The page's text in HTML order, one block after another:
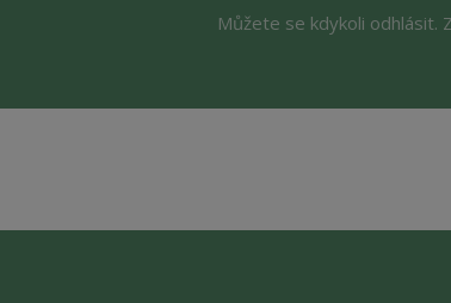
Můžete se kdykoli odhlásit.